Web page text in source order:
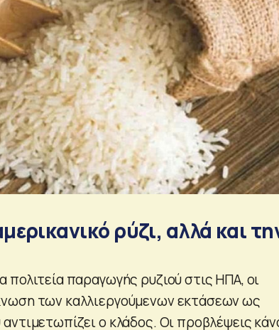
ρύζι, αλλά και
παραγωγής ρυζιού στις ΗΠΑ, οι
των καλλιεργούμενων εκτάσεων ως
ο κλάδος. Οι προβλέψεις